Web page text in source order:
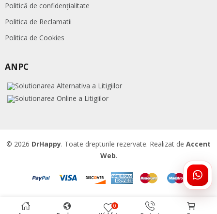
0
Politică de confidențialitate
Politica de Reclamatii
Politica de Cookies
ANPC
© 2026 DrHappy. Toate drepturile rezervate. Realizat de Accent
Web.